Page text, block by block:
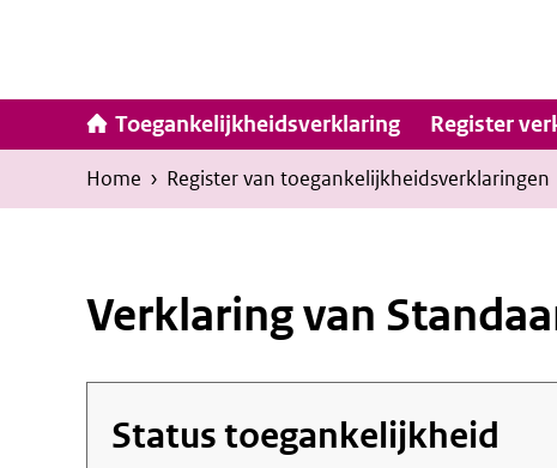
inhoud
Toegankelijkheidsverklaring Register
Kruimelpad
U
bevindt
Home › Register van toegankelijkheids­verklaringen
Verklaring van
Status toegankelijkheid